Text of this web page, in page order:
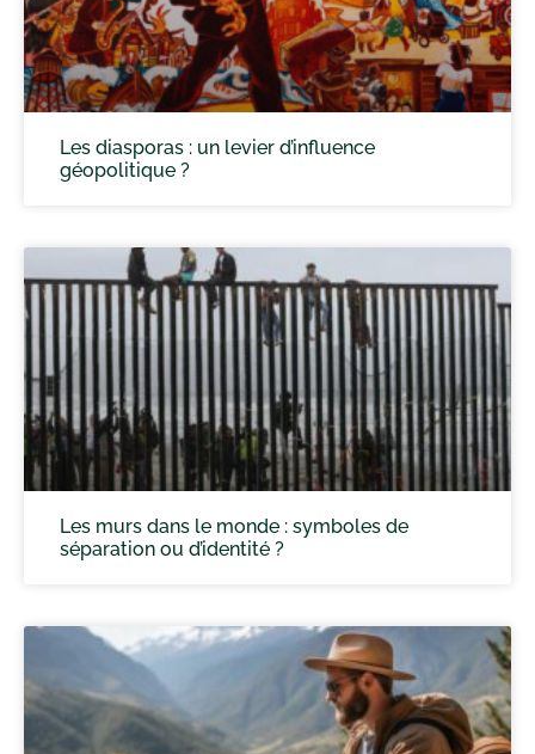
Les diasporas : un levier d’influence
géopolitique ?
Les murs dans le monde : symboles de
séparation ou d’identité ?